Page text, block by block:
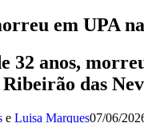
em UPA
32 anos,
das
e Luisa Marques07/06/